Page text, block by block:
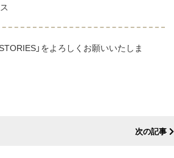
」をよろしくお願いいたしま
次の記事